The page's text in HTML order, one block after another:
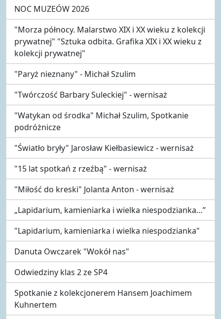
NOC MUZEÓW 2026
"Morza północy. Malarstwo XIX i XX wieku z kolekcji
prywatnej" "Sztuka odbita. Grafika XIX i XX wieku z
kolekcji prywatnej"
"Paryż nieznany" - Michał Szulim
"Twórczość Barbary Suleckiej" - wernisaż
"Watykan od środka" Michał Szulim, Spotkanie
podróżnicze
"Światło bryły" Jarosław Kiełbasiewicz - wernisaż
"15 lat spotkań z rzeźbą" - wernisaż
"Miłość do kreski" Jolanta Anton - wernisaż
„Lapidarium, kamieniarka i wielka niespodzianka…”
"Lapidarium, kamieniarka i wielka niespodzianka"
Danuta Owczarek "Wokół nas"
Odwiedziny klas 2 ze SP4
Spotkanie z kolekcjonerem Hansem Joachimem
Kuhnertem